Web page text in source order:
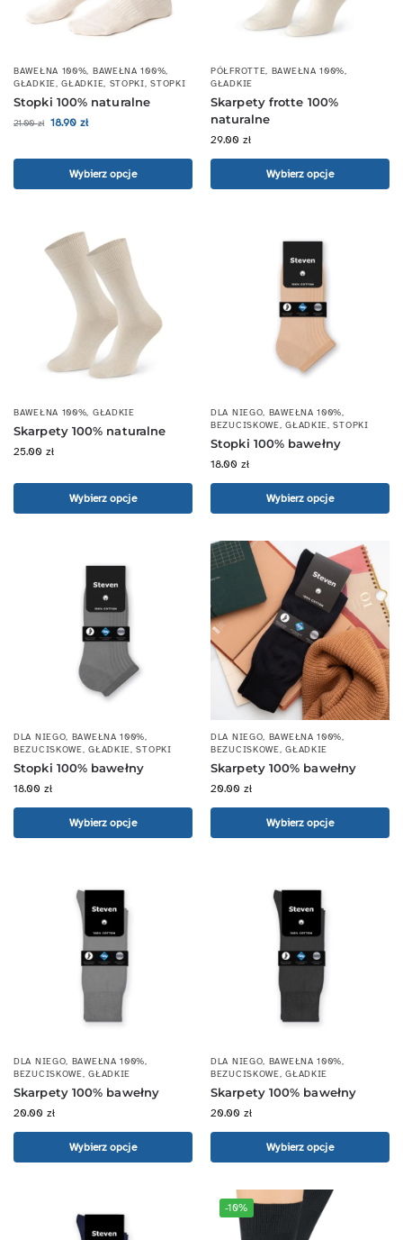
BAWEŁNA 100%, BAWEŁNA 100%,
GŁADKIE,GŁADKIE, STOPKI,STOPKI
Stopki 100% naturalne
21.00zł 18.90 zł
Wybierz opcje
PÓŁFROTTE, BAWEŁNA 100%,
GŁADKIE
Skarpety frotte 100%
naturalne
29.00 zł
Wybierz opcje
BAWEŁNA 100%, GŁADKIE
Skarpety 100% naturalne
25.00 zł
Wybierz opcje
DLA NIEGO, BAWEŁNA 100%,
BEZUCISKOWE,GŁADKIE,STOPKI
Stopki 100% bawełny
18.00 zł
Wybierz opcje
DLA NIEGO, BAWEŁNA 100%,
BEZUCISKOWE,GŁADKIE,STOPKI
Stopki 100% bawełny
18.00 zł
Wybierz opcje
DLA NIEGO, BAWEŁNA 100%,
BEZUCISKOWE,GŁADKIE
Skarpety 100% bawełny
20.00 zł
Wybierz opcje
DLA NIEGO, BAWEŁNA 100%,
BEZUCISKOWE,GŁADKIE
Skarpety 100% bawełny
20.00 zł
Wybierz opcje
DLA NIEGO, BAWEŁNA 100%,
BEZUCISKOWE,GŁADKIE
Skarpety 100% bawełny
20.00 zł
Wybierz opcje
-10%